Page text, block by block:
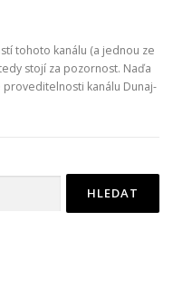
tohoto kanálu (a jednou ze
stojí za pozornost. Naďa
proveditelnosti kanálu Dunaj-